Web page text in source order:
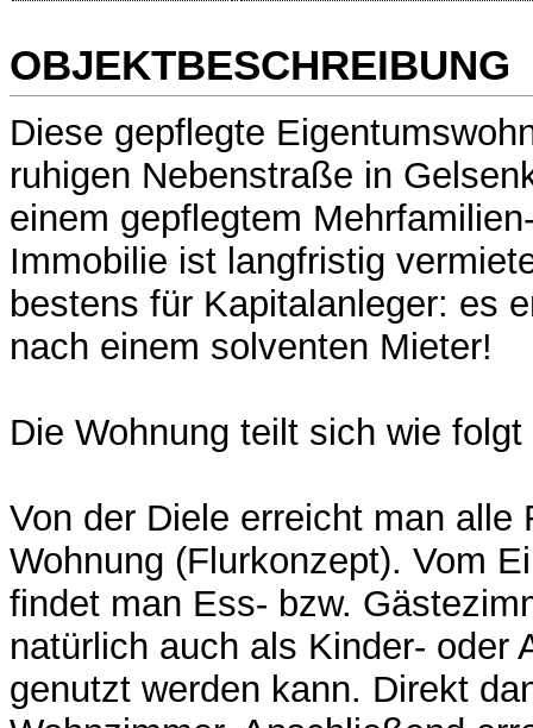
OBJEKTBESCHREIBUNG
Diese gepflegte
ruhigen Nebenstraße in
einem gepflegtem
Immobilie ist langfristig
bestens für Kapitalanleger: es
nach einem solventen Mieter!
Die Wohnung teilt sich wie folgt
Von der Diele erreicht man alle
Wohnung (Flurkonzept). Vom
findet man Ess- bzw.
natürlich auch als Kinder- oder
genutzt werden kann. Direkt